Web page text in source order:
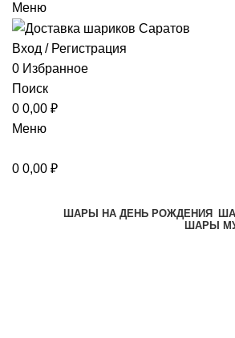
Меню
Вход / Регистрация
0 Избранное
Поиск
0 0,00 ₽
Меню
0 0,00 ₽
ШАРЫ НА ДЕНЬ РОЖДЕНИЯ
ШАРЫ